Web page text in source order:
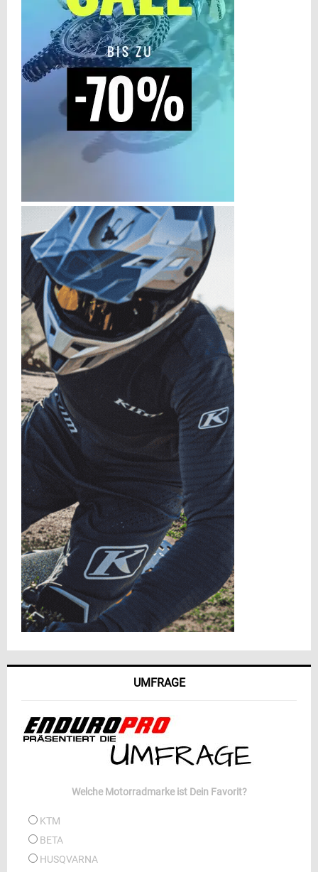
UMFRAGE
Welche Motorradmarke ist Dein Favorit?
KTM
BETA
HUSQVARNA